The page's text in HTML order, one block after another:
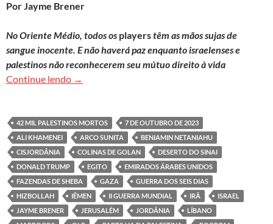
Por Jayme Brener
No Oriente Médio, todos os playerstêm as mãos sujas de
sangue inocente. E não haverá paz enquanto israelenses e
palestinos não reconhecerem seu mútuo direito à vida
Continue lendo O bandido é o outro. Ou não.
→
42 MIL PALESTINOS MORTOS
7 DE OUTUBRO DE 2023
ALI KHAMENEI
ARCO SUNITA
BENIAMIN NETANIAHU
CISJORDÂNIA
COLINAS DE GOLAN
DESERTO DO SINAI
DONALD TRUMP
EGITO
EMIRADOS ÁRABES UNIDOS
FAZENDAS DE SHEBA
GAZA
GUERRA DOS SEIS DIAS
HIZBOLLAH
IÊMEN II GUERRA MUNDIAL IRÃ
ISRAEL
JAYME BRENER
JERUSALÉM JORDÂNIA
LÍBANO